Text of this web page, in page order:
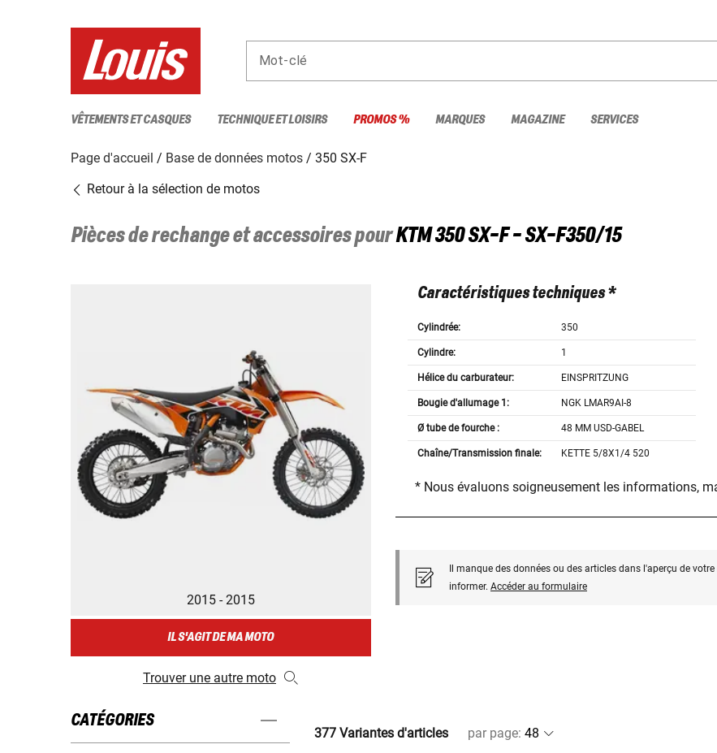
Mot-clé
VÊTEMENTS ET CASQUES TECHNIQUE ET LOISIRS PROMOS % MARQUES MAGAZINE SERVICES
Page d'accueil Base de données motos
350 SX-F
Retour à la sélection de motos
Pièces de rechange et accessoires pourKTM350 SX-F - SX-F350/15
2015 - 2015
IL S'AGIT DE MA MOTO
Trouver une autre moto
Caractéristiques techniques *
Cylindrée: 350
Cylindre: 1
Hélice du carburateur: EINSPRITZUNG
Bougie d'allumage 1: NGK LMAR9AI-8
Ø tube de fourche : 48 MM USD-GABEL
Chaîne/Transmission finale: KETTE 5/8X1/4 520
* Nous évaluons soigneusement les informations,
Il manque des données ou des articles dans l'aperçu de
informer. Accéder au formulaire
CATÉGORIES
377 Variantes d'articles par page: